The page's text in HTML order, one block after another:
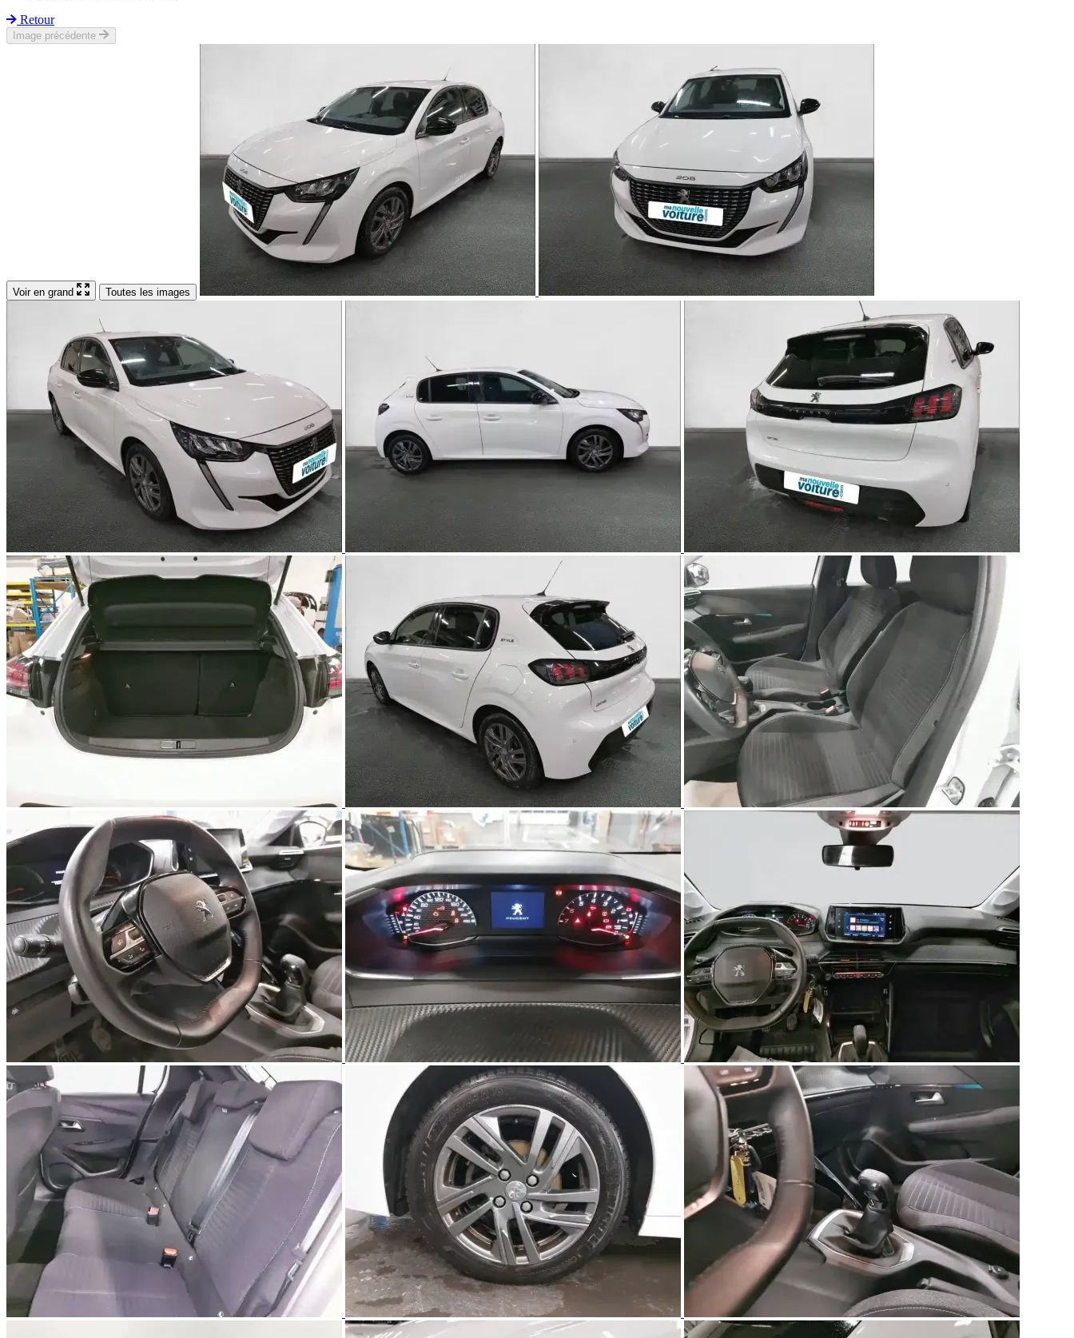
Retour
Image précédente
Voir en grand Toutes les images